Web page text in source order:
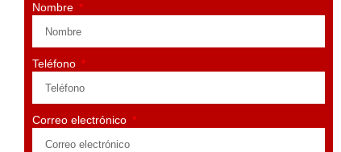
Nombre
Teléfono
Correo electrónico